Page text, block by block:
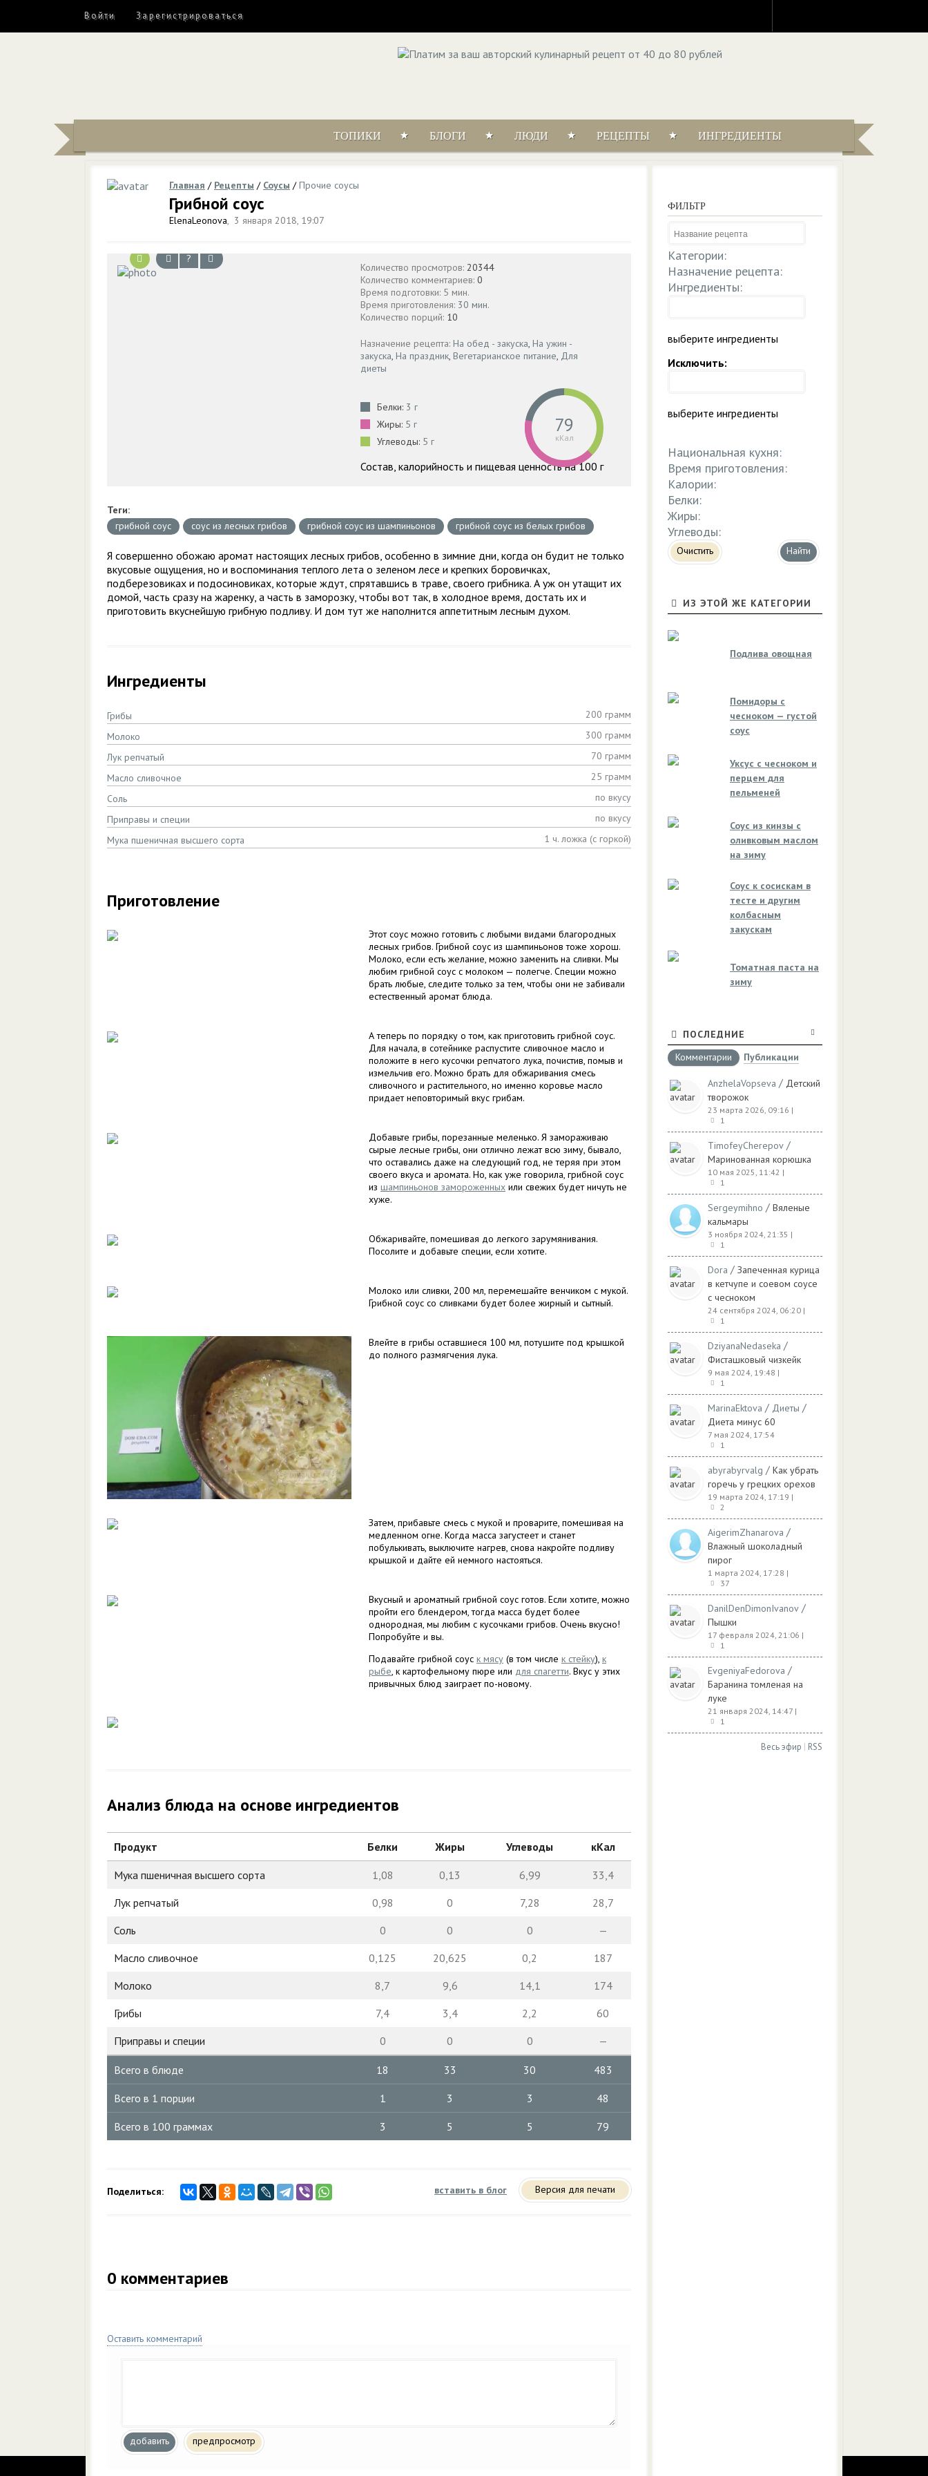
Войти Зарегистрироваться
ТОПИКИ БЛОГИ ЛЮДИ РЕЦЕПТЫ ИНГРЕДИЕНТЫ
Главная / Рецепты / Соусы /Прочие соусы
Грибной соус
ElenaLeonova, 3 января 2018, 19:07
?
Количество просмотров: 20344
Количество комментариев: 0
Время подготовки: 5 мин.
Время приготовления: 30 мин.
Количество порций: 10
Назначение рецепта: На обед - закуска, На ужин -
закуска, На праздник, Вегетарианское питание, Для
диеты
Белки: 3 г
Жиры: 5 г
Углеводы: 5 г
79
кКал
Состав, калорийность и пищевая ценность на 100 г
Теги:
грибной соус
соус из лесных грибов грибной соус из шампиньонов грибной соус из белых грибов
Я совершенно обожаю аромат настоящих лесных грибов, особенно в зимние дни, когда он будит не только
вкусовые ощущения, но и воспоминания теплого лета о зеленом лесе и крепких боровичках,
подберезовиках и подосиновиках, которые ждут, спрятавшись в траве, своего грибника. А уж он утащит их
домой, часть сразу на жаренку, а часть в заморозку, чтобы вот так, в холодное время, достать их и
приготовить вкуснейшую грибную подливу. И дом тут же наполнится аппетитным лесным духом.
Ингредиенты
Грибы
200 грамм
Молоко
300 грамм
Лук репчатый
70 грамм
Масло сливочное
25 грамм
Соль
по вкусу
Приправы и специи
по вкусу
Мука пшеничная высшего сорта
1 ч. ложка (с горкой)
Приготовление
Этот соус можно готовить с любыми видами благородных
лесных грибов. Грибной соус из шампиньонов тоже хорош.
Молоко, если есть желание, можно заменить на сливки. Мы
любим грибной соус с молоком — полегче. Специи можно
брать любые, следите только за тем, чтобы они не забивали
естественный аромат блюда.
А теперь по порядку о том, как приготовить грибной соус.
Для начала, в сотейнике распустите сливочное масло и
положите в него кусочки репчатого лука, почистив, помыв и
измельчив его. Можно брать для обжаривания смесь
сливочного и растительного, но именно коровье масло
придает неповторимый вкус грибам.
Добавьте грибы, порезанные меленько. Я замораживаю
сырые лесные грибы, они отлично лежат всю зиму, бывало,
что оставались даже на следующий год, не теряя при этом
своего вкуса и аромата. Но, как уже говорила, грибной соус
из шампиньонов замороженных или свежих будет ничуть не
хуже.
Обжаривайте, помешивая до легкого зарумянивания.
Посолите и добавьте специи, если хотите.
Молоко или сливки, 200 мл, перемешайте венчиком с мукой.
Грибной соус со сливками будет более жирный и сытный.
Влейте в грибы оставшиеся 100 мл, потушите под крышкой
до полного размягчения лука.
Затем, прибавьте смесь с мукой и проварите, помешивая на
медленном огне. Когда масса загустеет и станет
побулькивать, выключите нагрев, снова накройте подливу
крышкой и дайте ей немного настояться.
Вкусный и ароматный грибной соус готов. Если хотите, можно
пройти его блендером, тогда масса будет более
однородная, мы любим с кусочками грибов. Очень вкусно!
Попробуйте и вы.
Подавайте грибной соус к мясу (в том числе к стейку), к
рыбе, к картофельному пюре или для спагетти. Вкус у этих
привычных блюд заиграет по-новому.
Анализ блюда на основе ингредиентов
Продукт Белки Жиры Углеводы кКал
Мука пшеничная высшего сорта 1,08 0,13 6,99
33,4
Лук репчатый
0,98 0 7,28
28,7
Соль
0 0 0
—
Масло сливочное
0,125 20,625 0,2
187
Молоко
8,7 9,6 14,1
174
Грибы
7,4 3,4 2,2
60
Приправы и специи
0 0 0 —
Всего в блюде 18 33 30 483
Всего в 1 порции 1 3 3 48
Всего в 100 граммах 3 5 5 79
Поделиться: вставить в блог Версия для печати
0 комментариев
Оставить комментарий
добавить предпросмотр
ФИЛЬТР
Категории:
Назначение рецепта:
Ингредиенты:
выберите ингредиенты
Исключить:
выберите ингредиенты
Национальная кухня:
Время приготовления:
Калории:
Белки:
Жиры:
Углеводы:
Очистить
ИЗ ЭТОЙ ЖЕ КАТЕГОРИИ
Подлива овощная
Помидоры с
чесноком — густой
соус
Уксус с чесноком и
перцем для
пельменей
Соус из кинзы с
оливковым маслом
на зиму
Соус к сосискам в
тесте и другим
колбасным
закускам
Томатная паста на
зиму
ПОСЛЕДНИЕ
Комментарии
Публикации
AnzhelaVopseva / Детский
творожок
23 марта 2026, 09:16 |
1
TimofeyCherepov /
Маринованная корюшка
10 мая 2025, 11:42 |
1
Sergeymihno / Вяленые
кальмары
3 ноября 2024, 21:35 |
1
Dora / Запеченная курица
в кетчупе и соевом соусе
с чесноком
24 сентября 2024, 06:20 |
1
DziyanaNedaseka /
Фисташковый чизкейк
9 мая 2024, 19:48 |
1
MarinaEktova / Диеты /
Диета минус 60
7 мая 2024, 17:54
1
abyrabyrvalg / Как убрать
горечь у грецких орехов
19 марта 2024, 17:19 |
2
AigerimZhanarova /
Влажный шоколадный
пирог
1 марта 2024, 17:28 |
37
DanilDenDimonIvanov /
Пышки
17 февраля 2024, 21:06 |
1
EvgeniyaFedorova /
Баранина томленая на
луке
21 января 2024, 14:47 |
1
Весь эфир | RSS